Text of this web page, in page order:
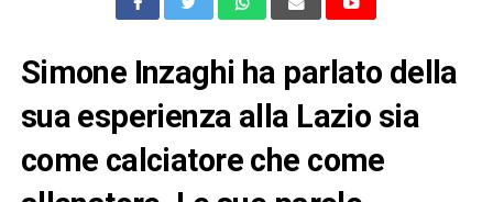
Simone Inzaghi ha parlato della
sua esperienza alla Lazio sia
come calciatore che come